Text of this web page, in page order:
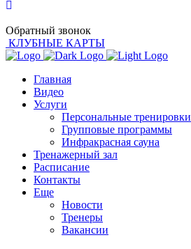
Обратный звонок
КЛУБНЫЕ КАРТЫ
Главная
Видео
Услуги
Персональные тренировки
Групповые программы
Инфракрасная сауна
Тренажерный зал
Расписание
Контакты
Еще
Новости
Тренеры
Вакансии